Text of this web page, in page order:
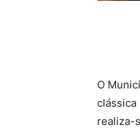
O
clássica
realiza-